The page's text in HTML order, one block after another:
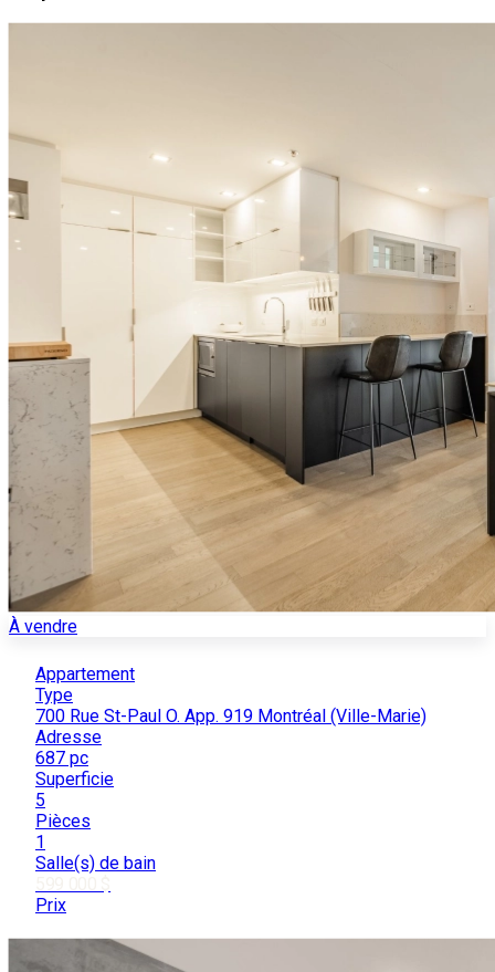
À vendre
Appartement
Type
700 Rue St-Paul O. App. 919 Montréal (Ville-Marie)
Adresse
687 pc
Superficie
5
Pièces
1
Salle(s) de bain
Prix